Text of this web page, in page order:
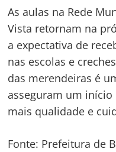
As aulas na Rede
Vista retornam na
a expectativa de
nas escolas e
das merendeiras é
asseguram um
mais qualidade e
Fonte: Prefeitura de